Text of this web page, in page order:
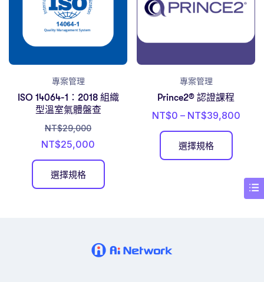
專案管理
ISO 14064-1：2018 組織
型溫室氣體盤查
NT$29,000
NT$25,000
選擇規格
專案管理
Prince2® 認證課程
NT$0 – NT$39,800
選擇規格